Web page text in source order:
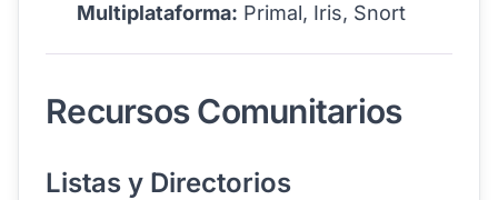
Multiplataforma: Primal, Iris, Snort
Recursos Comunitarios
Listas y Directorios